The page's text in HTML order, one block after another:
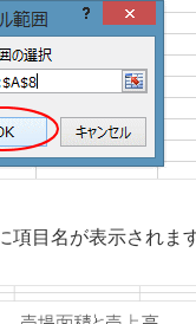
項目名が表示されます